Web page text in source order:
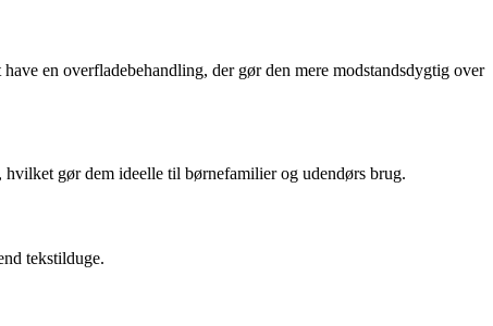
en overfladebehandling, der gør den mere modstandsdygtig over
gør dem ideelle til børnefamilier og udendørs brug.
tekstilduge.